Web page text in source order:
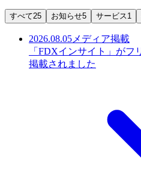
すべて25 お知らせ5 サービス1
2026.08.05 メディア掲載
「FDXインサイト」がフ
掲載されました